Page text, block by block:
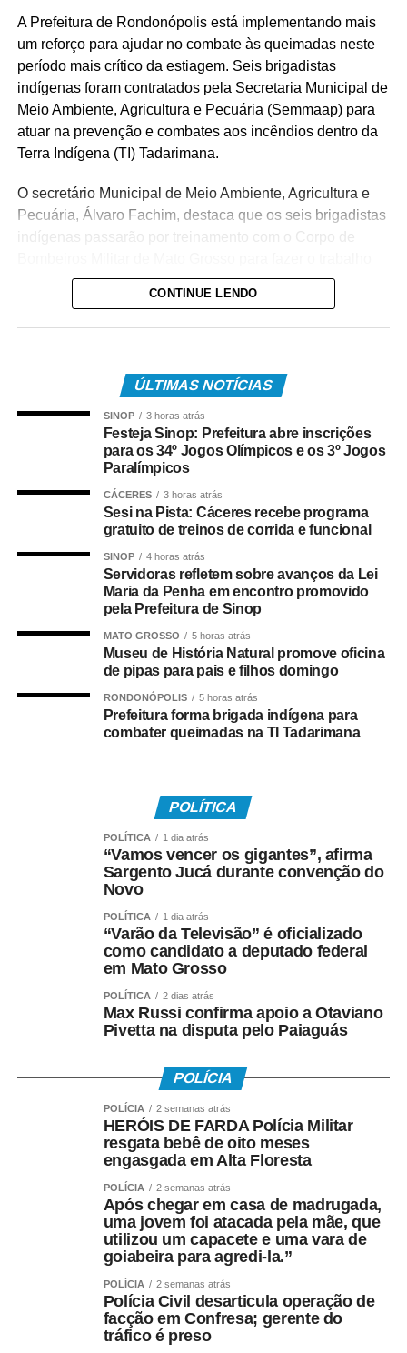
A Prefeitura de Rondonópolis está implementando mais
um reforço para ajudar no combate às queimadas neste
período mais crítico da estiagem. Seis brigadistas
indígenas foram contratados pela Secretaria Municipal de
Meio Ambiente, Agricultura e Pecuária (Semmaap) para
atuar na prevenção e combates aos incêndios dentro da
Terra Indígena (TI) Tadarimana.
O secretário Municipal de Meio Ambiente, Agricultura e
Pecuária, Álvaro Fachim, destaca que os seis brigadistas
indígenas passarão por treinamento com o Corpo de
na Tadarimana. O treinamento deve ser realizado nesta
próxima semana, na terça-feira (11) e na quinta-feira (13),
com os bombeiros militares em Rondonópolis.
atuação da Prefeitura no combate às queimadas. O
Município também já criou a brigada mista em uma ação
conjunta entre a Prefeitura e o Corpo de Bombeiros
Militar. São cinco brigadistas, que são bombeiros
militares, que possibilitam compor uma equipe a mais de
combate aos incêndios junto com o Corpo de Bombeiros.
Ainda na Tadarimana, o secretário explica que estão
sendo feitos os aceiros ao redor da aldeia. Os aceiros são
faixas de terra sem vegetação que são utilizados para
prevenir e ajudar no combate aos incêndios em áreas de
COMENTE ABAIXO:
WhatsApp
Facebook
Twitter
Messenger
LinkedIn
Share
CONTINUE LENDO
ÚLTIMAS NOTÍCIAS
SINOP 3 horas atrás
Festeja Sinop: Prefeitura abre inscrições
para os 34º Jogos Olímpicos e os 3º Jogos
Paralímpicos
CÁCERES 3 horas atrás
Sesi na Pista: Cáceres recebe programa
gratuito de treinos de corrida e funcional
SINOP 4 horas atrás
Servidoras refletem sobre avanços da Lei
Maria da Penha em encontro promovido
pela Prefeitura de Sinop
MATO GROSSO 5 horas atrás
Museu de História Natural promove oficina
de pipas para pais e filhos domingo
RONDONÓPOLIS 5 horas atrás
Prefeitura forma brigada indígena para
combater queimadas na TI Tadarimana
POLÍTICA
POLÍTICA 1 dia atrás
“Vamos vencer os gigantes”, afirma
Sargento Jucá durante convenção do
Novo
POLÍTICA 1 dia atrás
“Varão da Televisão” é oficializado
como candidato a deputado federal
em Mato Grosso
POLÍTICA 2 dias atrás
Max Russi confirma apoio a Otaviano
Pivetta na disputa pelo Paiaguás
POLÍCIA
POLÍCIA 2 semanas atrás
HERÓIS DE FARDA Polícia Militar
resgata bebê de oito meses
engasgada em Alta Floresta
POLÍCIA 2 semanas atrás
Após chegar em casa de madrugada,
uma jovem foi atacada pela mãe, que
utilizou um capacete e uma vara de
goiabeira para agredi-la.”
POLÍCIA 2 semanas atrás
Polícia Civil desarticula operação de
facção em Confresa; gerente do
tráfico é preso